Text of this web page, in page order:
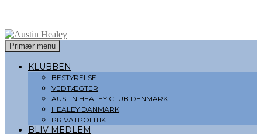
Austin Healey
Søg
Primær menu
til
indhold
KLUBBEN
BESTYRELSE
VEDTÆGTER
AUSTIN HEALEY CLUB DENMARK
HEALEY DANMARK
PRIVATPOLITIK
BLIV MEDLEM